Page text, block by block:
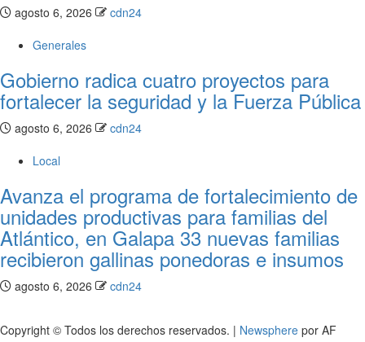
agosto 6, 2026
cdn24
Generales
Gobierno radica cuatro proyectos para
fortalecer la seguridad y la Fuerza Pública
agosto 6, 2026
cdn24
Local
Avanza el programa de fortalecimiento de
unidades productivas para familias del
Atlántico, en Galapa 33 nuevas familias
recibieron gallinas ponedoras e insumos
agosto 6, 2026 cdn24
Copyright © Todos los derechos reservados. | Newsphere por AF